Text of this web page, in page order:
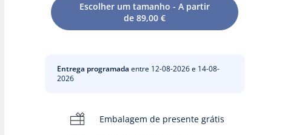
Escolher um tamanho - A partir
de 89,00 €
Entrega programada entre 12-08-2026 e 14-08-
2026
Embalagem de presente grátis